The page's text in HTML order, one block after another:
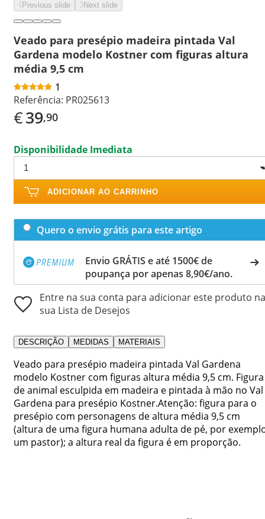
Previous slide Next slide
Veado para presépio madeira pintada Val
Gardena modelo Kostner com figuras altura
média 9,5 cm
1
Referência: PR025613
€39,90
Disponibilidade Imediata
ADICIONAR AO CARRINHO
Quero o envio grátis para este artigo
Envio GRÁTIS e até 1500€ de
poupança por apenas 8,90€/ano.
Entre na sua conta para adicionar este produto na
sua Lista de Desejos
DESCRIÇÃO MEDIDAS MATERIAIS
Veado para presépio madeira pintada Val Gardena
modelo Kostner com figuras altura média 9,5 cm. Figura
de animal esculpida em madeira e pintada à mão no Val
Gardena para presépio Kostner.Atenção: figura para o
presépio com personagens de altura média 9,5 cm
(altura de uma figura humana adulta de pé, por
um pastor); a altura real da figura é em proporção.